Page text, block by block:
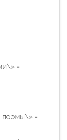
=
поэмы\» =